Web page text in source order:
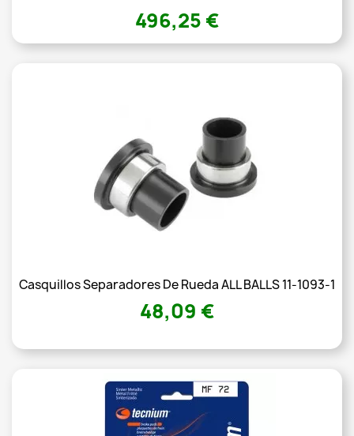
496,25 €
Casquillos Separadores De Rueda ALL BALLS 11-1093-1
48,09 €